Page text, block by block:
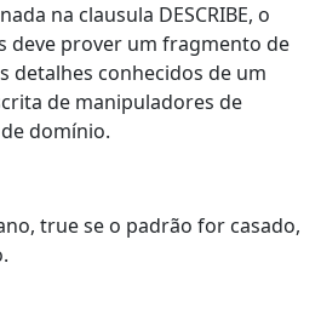
na clausula DESCRIBE, o
deve prover um fragmento de
detalhes conhecidos de um
de manipuladores de
domínio.
true se o padrão for casado,